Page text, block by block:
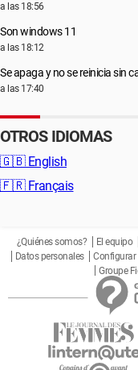
a las 18:56
Son windows 11
a las 18:12
Se apaga y no se reinicia sin
a las 17:40
OTROS IDIOMAS
🇬🇧 English
🇫🇷 Français
¿Quiénes somos? El equipo
Datos personales
Configurar
Groupe